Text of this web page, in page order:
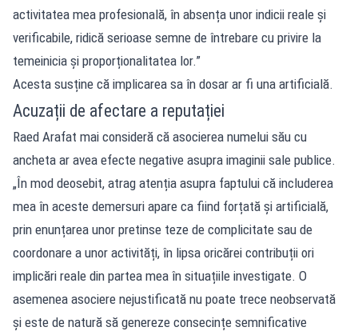
activitatea mea profesională, în absența unor indicii reale și
verificabile, ridică serioase semne de întrebare cu privire la
temeinicia și proporționalitatea lor.”
Acesta susține că implicarea sa în dosar ar fi una artificială.
Acuzații de afectare a reputației
Raed Arafat mai consideră că asocierea numelui său cu
ancheta ar avea efecte negative asupra imaginii sale publice.
„În mod deosebit, atrag atenția asupra faptului că includerea
mea în aceste demersuri apare ca fiind forțată și artificială,
prin enunțarea unor pretinse teze de complicitate sau de
coordonare a unor activități, în lipsa oricărei contribuții ori
implicări reale din partea mea în situațiile investigate. O
asemenea asociere nejustificată nu poate trece neobservată
și este de natură să genereze consecințe semnificative